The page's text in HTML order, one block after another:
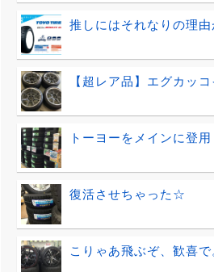
推しにはそれなりの理由
【超レア品】エグカッ
トーヨーをメインに登用
復活させちゃった☆
こりゃあ飛ぶぞ、歓喜で